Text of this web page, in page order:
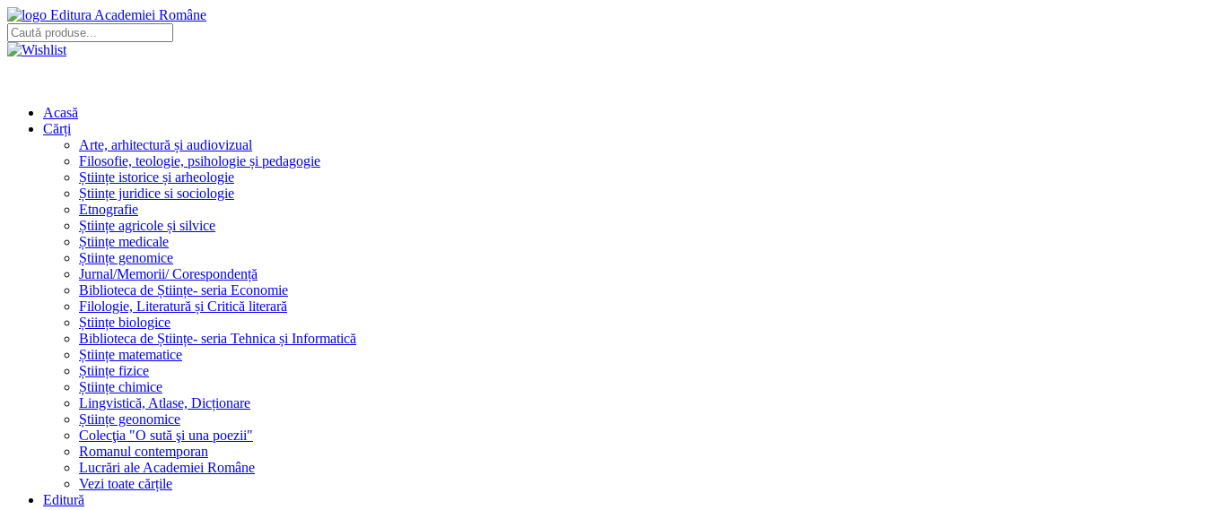
Editura Academiei Române
Acasă
Cărți
Arte, arhitectură și audiovizual
Filosofie, teologie, psihologie și pedagogie
Științe istorice și arheologie
Științe juridice si sociologie
Etnografie
Științe agricole și silvice
Științe medicale
Științe genomice
Jurnal/Memorii/ Corespondență
Biblioteca de Științe- seria Economie
Filologie, Literatură și Critică literară
Științe biologice
Biblioteca de Științe- seria Tehnica și Informatică
Științe matematice
Științe fizice
Științe chimice
Lingvistică, Atlase, Dicționare
Științe geonomice
Colecţia "O sută şi una poezii"
Romanul contemporan
Lucrări ale Academiei Române
Vezi toate cărțile
Editură